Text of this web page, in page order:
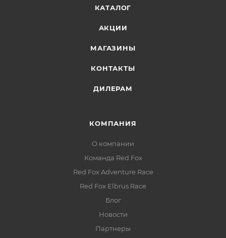
КАТАЛОГ
АКЦИИ
МАГАЗИНЫ
КОНТАКТЫ
ДИЛЕРАМ
КОМПАНИЯ
О компании
Команда Red Fox
Red Fox Adventure Race
Red Fox Elbrus Race
Блог
Новости
Партнеры